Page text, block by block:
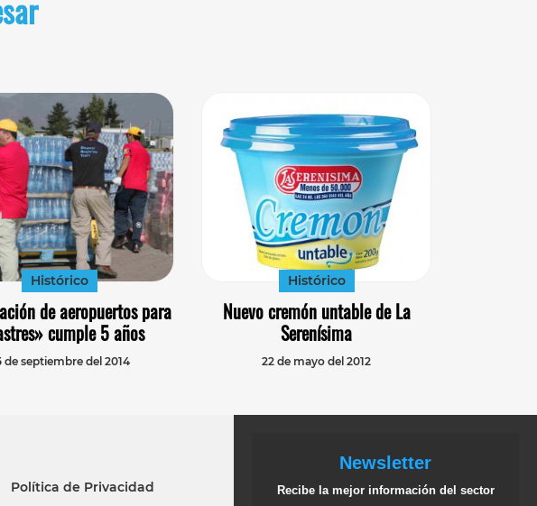
Histórico
de aeropuertos para
cumple 5 años
de septiembre del 2014
Histórico
Nuevo cremón untable de La
Serenísima
22 de mayo del 2012
Política de Privacidad
Newsletter
Recibe la mejor información del sector